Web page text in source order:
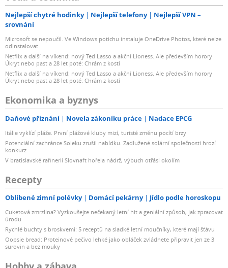
Nejlepší chytré hodinky Nejlepší telefony
Nejlepší VPN –
srovnání
Microsoft se nepoučil. Ve Windows potichu instaluje OneDrive Photos, které nelze
odinstalovat
Netflix a další na víkend: nový Ted Lasso a akční Lioness. Ale především horory
Úkryt nebo past a 28 let poté: Chrám z kostí
Netflix a další na víkend: nový Ted Lasso a akční Lioness. Ale především horory
Úkryt nebo past a 28 let poté: Chrám z kostí
Ekonomika a byznys
Daňové přiznání Novela zákoníku práce Nadace EPCG
Itálie vyklízí pláže. První plážové kluby mizí, turisté změnu pocítí brzy
Potenciální zachránce Soleku zrušil nabídku. Zadlužené solární společnosti hrozí
konkurz
V bratislavské rafinerii Slovnaft hořela nádrž, výbuch otřásl okolím
Recepty
Oblíbené zimní polévky Domácí pekárny Jídlo podle horoskopu
Cuketová zmrzlina? Vyzkoušejte nečekaný letní hit a geniální způsob, jak zpracovat
úrodu
Rychlé buchty s broskvemi: 5 receptů na sladké letní moučníky, které mají šťávu
Oopsie bread: Proteinové pečivo lehké jako obláček zvládnete připravit jen ze 3
surovin a bez mouky